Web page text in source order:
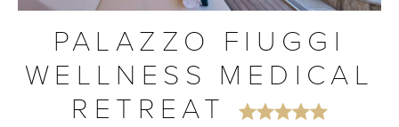
PALAZZO FIUGGI
WELLNESS MEDICAL
RETREAT